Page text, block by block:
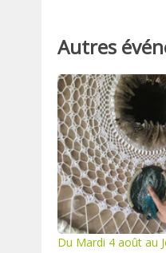
Autres
Du Mardi 4 août au